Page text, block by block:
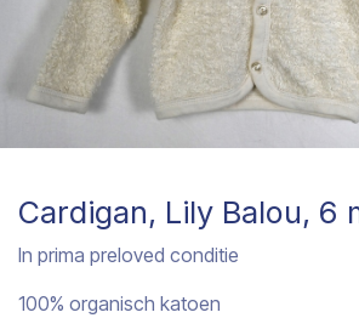
Cardigan, Lily Balou, 6
In prima preloved conditie
100% organisch katoen